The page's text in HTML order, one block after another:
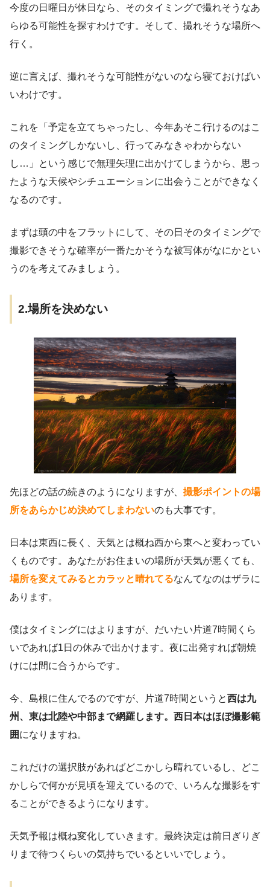
今度の日曜日が休日なら、そのタイミングで撮れそうなあ
らゆる可能性を探すわけです。そして、撮れそうな場所へ
行く。
逆に言えば、撮れそうな可能性がないのなら寝ておけばい
いわけです。
これを「予定を立てちゃったし、今年あそこ行けるのはこ
のタイミングしかないし、行ってみなきゃわからない
し…」という感じで無理矢理に出かけてしまうから、思っ
たような天候やシチュエーションに出会うことができなく
なるのです。
まずは頭の中をフラットにして、その日そのタイミングで
撮影できそうな確率が一番たかそうな被写体がなにかとい
うのを考えてみましょう。
2.場所を決めない
先ほどの話の続きのようになりますが、 撮影ポイントの場
所をあらかじめ決めてしまわないのも大事です。
日本は東西に長く、天気とは概ね西から東へと変わってい
くものです。あなたがお住まいの場所が天気が悪くても、
場所を変えてみるとカラッと晴れてるなんてなのはザラに
あります。
僕はタイミングにはよりますが、だいたい片道7時間くら
いであれば1日の休みで出かけます。夜に出発すれば朝焼
けには間に合うからです。
今、島根に住んでるのですが、片道7時間というと西は九
州、東は北陸や中部まで網羅します。西日本はほぼ撮影範
囲になりますね。
これだけの選択肢があればどこかしら晴れているし、どこ
かしらで何かが見頃を迎えているので、いろんな撮影をす
ることができるようになります。
天気予報は概ね変化していきます。最終決定は前日ぎりぎ
りまで待つくらいの気持ちでいるといいでしょう。